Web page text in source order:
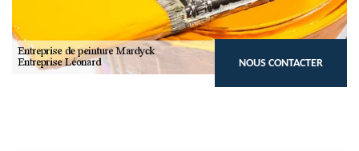
NOUS CONTACTER